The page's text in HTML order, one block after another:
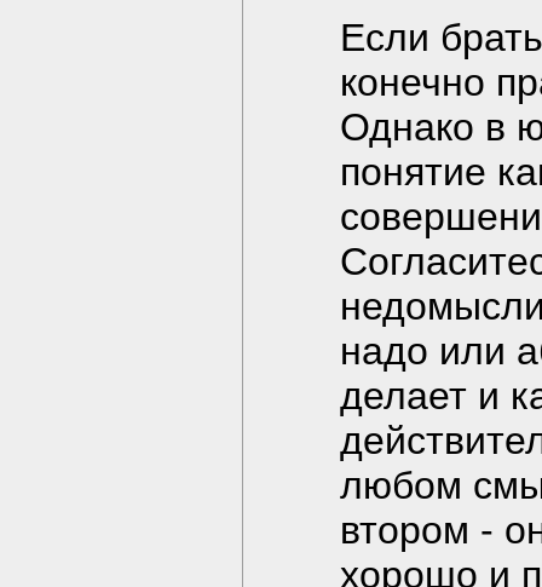
Если
конечно
Однако в
понятие
надо или
делает и
любом
втором -
хорошо и